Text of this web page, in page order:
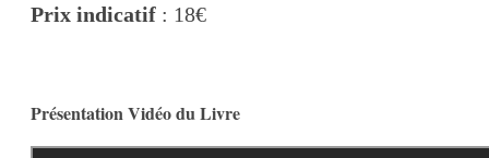
Prix indicatif : 18€
Présentation Vidéo du Livre